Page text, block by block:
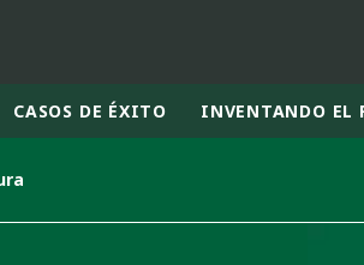
CASOS DE ÉXITO INVENTANDO EL